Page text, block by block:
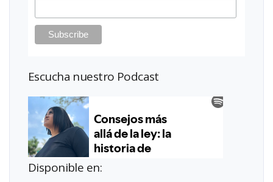
Escucha nuestro Podcast
Disponible en: